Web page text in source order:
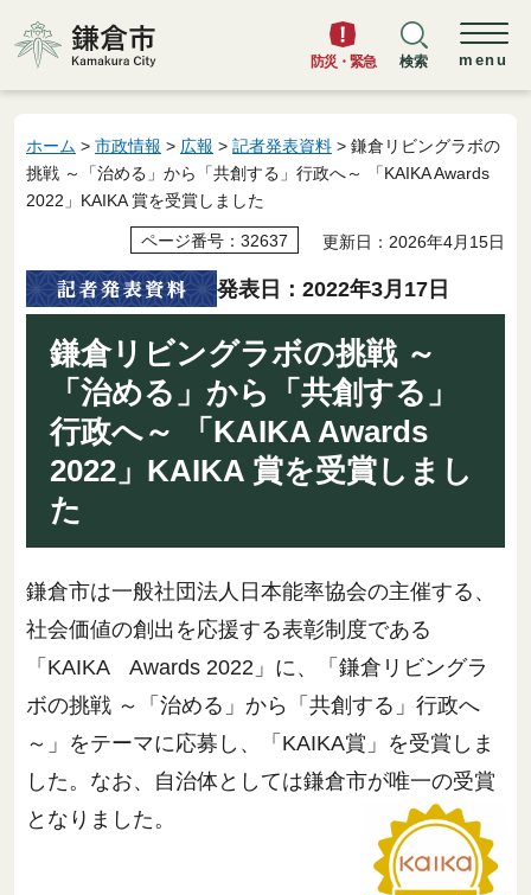
鎌倉市
防災・緊急 検索 menu
ホーム > 市政情報 > 広報 > 記者発表資料 > 鎌倉リビングラボの
挑戦 ～「治める」から「共創する」行政へ～ 「KAIKA Awards
2022」KAIKA 賞を受賞しました
ページ番号：32637 更新日：2026年4月15日
発表日：2022年3月17日
鎌倉リビングラボの挑戦 ～
「治める」から「共創する」
行政へ～ 「KAIKA Awards
2022」KAIKA 賞を受賞しまし
た
鎌倉市は一般社団法人日本能率協会の主催する、
社会価値の創出を応援する表彰制度である
「KAIKA Awards 2022」に、「鎌倉リビングラ
ボの挑戦 ～「治める」から「共創する」行政へ
～」をテーマに応募し、「KAIKA賞」を受賞しま
した。なお、自治体としては鎌倉市が唯一の受賞
となりました。